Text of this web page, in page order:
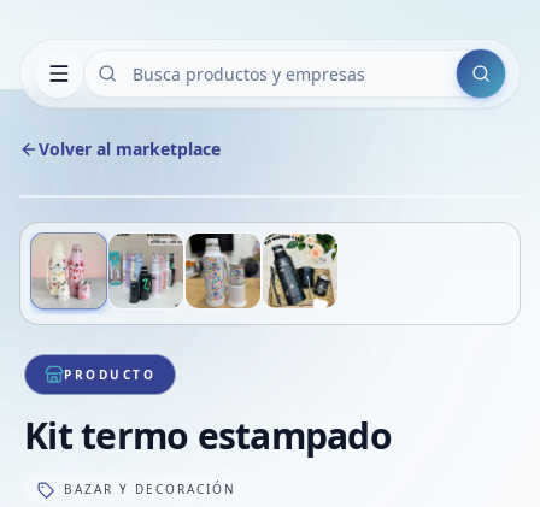
Buscar
Volver al marketplace
1/4
PRODUCTO
Kit termo estampado
BAZAR Y DECORACIÓN